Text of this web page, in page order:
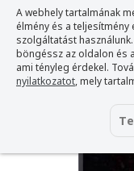
A webhely tartalmának
élmény és a
szolgáltatást
böngéssz az oldalon és
ami tényleg érdekel.
nyilatkozatot, mely
Acer webshop>Acer laptop
Acer Nitro V -
Azonosító: